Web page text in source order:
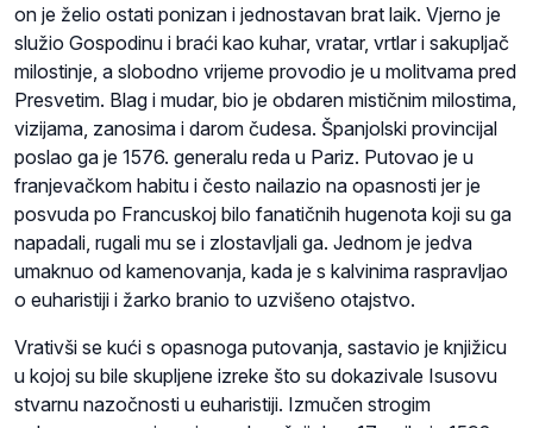
on je želio ostati ponizan i jednostavan brat laik. Vjerno je
služio Gospodinu i braći kao kuhar, vratar, vrtlar i sakupljač
milostinje, a slobodno vrijeme provodio je u molitvama pred
Presvetim. Blag i mudar, bio je obdaren mističnim milostima,
vizijama, zanosima i darom čudesa. Španjolski provincijal
poslao ga je 1576. generalu reda u Pariz. Putovao je u
franjevačkom habitu i često nailazio na opasnosti jer je
posvuda po Francuskoj bilo fanatičnih hugenota koji su ga
napadali, rugali mu se i zlostavljali ga. Jednom je jedva
umaknuo od kamenovanja, kada je s kalvinima raspravljao
o euharistiji i žarko branio to uzvišeno otajstvo.
Vrativši se kući s opasnoga putovanja, sastavio je knjižicu
u kojoj su bile skupljene izreke što su dokazivale Isusovu
stvarnu nazočnosti u euharistiji. Izmučen strogim